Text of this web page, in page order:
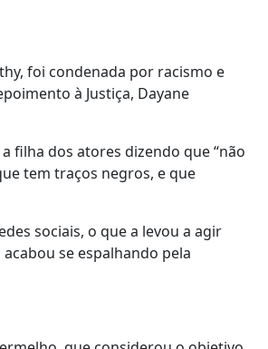
foi condenada por racismo e
à Justiça, Dayane
filha dos atores dizendo que “não
tem traços negros, e que
sociais, o que a levou a agir
se espalhando pela